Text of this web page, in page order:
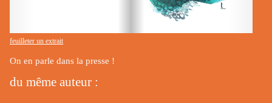
feuilleter un extrait
On en parle dans la presse !
du même auteur :